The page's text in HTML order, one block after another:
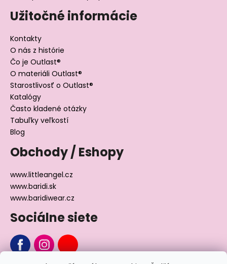
Užitočné informácie
Kontakty
O nás z histórie
Čo je Outlast®
O materiáli Outlast®
Starostlivosť o Outlast®
Katalógy
Často kladené otázky
Tabuľky veľkostí
Blog
Obchody / Eshopy
www.littleangel.cz
www.baridi.sk
www.baridiwear.cz
Sociálne siete